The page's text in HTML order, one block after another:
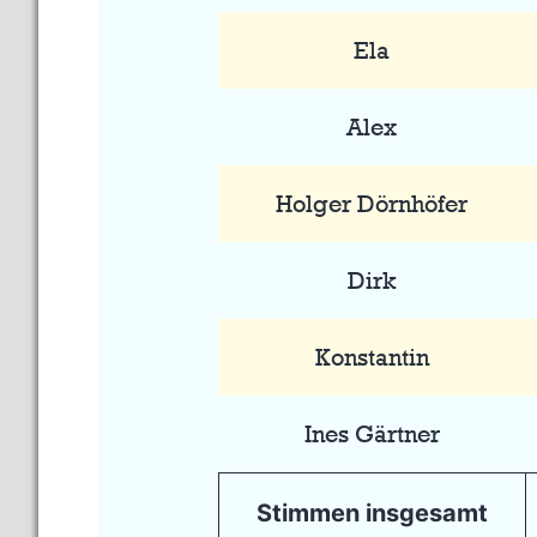
Ela
Alex
Holger Dörnhöfer
Dirk
Konstantin
Ines Gärtner
Stimmen insgesamt